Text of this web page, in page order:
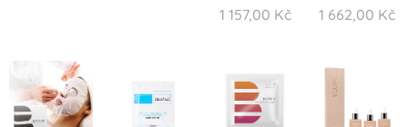
1 157,00 Kč 1 662,00 Kč